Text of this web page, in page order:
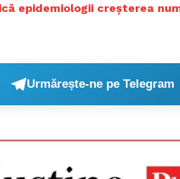
epidemiologii creșterea
Urmărește-ne pe Telegram